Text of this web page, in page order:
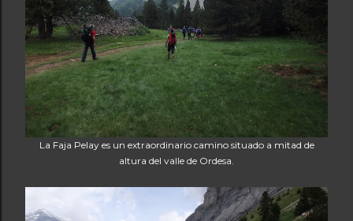
La Faja Pelay es un extraordinario camino situado a mitad de
altura del valle de Ordesa.